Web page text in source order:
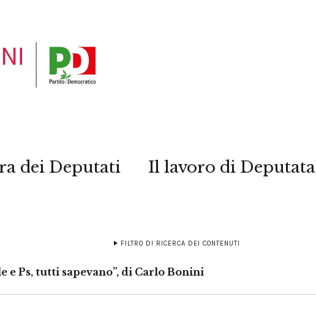
dei Deputati Il lavoro di Deputata
FILTRO DI RICERCA DEI CONTENUTI
e Ps, tutti sapevano”, di Carlo Bonini